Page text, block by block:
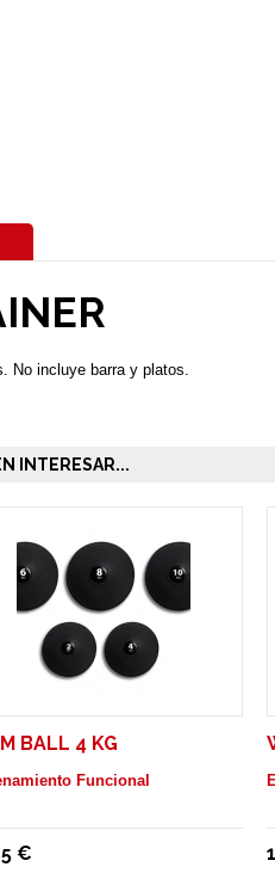
No incluye barra y platos.
INTERESAR...
BALL 4 KG
Funcional
€